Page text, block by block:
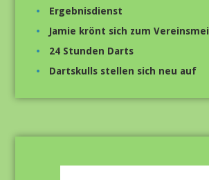
Ergebnisdienst
Jamie krönt sich zum
24 Stunden Darts
Dartskulls stellen sich neu auf